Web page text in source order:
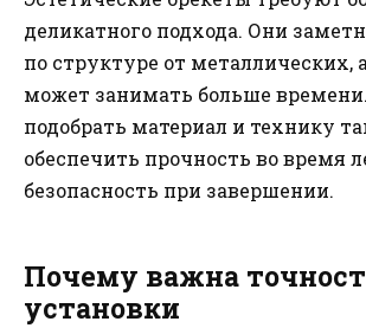
деликатного подхода. Они
по структуре от металлических,
может занимать больше
подобрать материал и технику
обеспечить прочность во время
безопасность при завершении.
Почему важна
установки